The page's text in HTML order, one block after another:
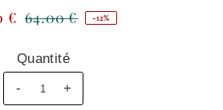
€ 64.00 € -12%
Quantité
-
+